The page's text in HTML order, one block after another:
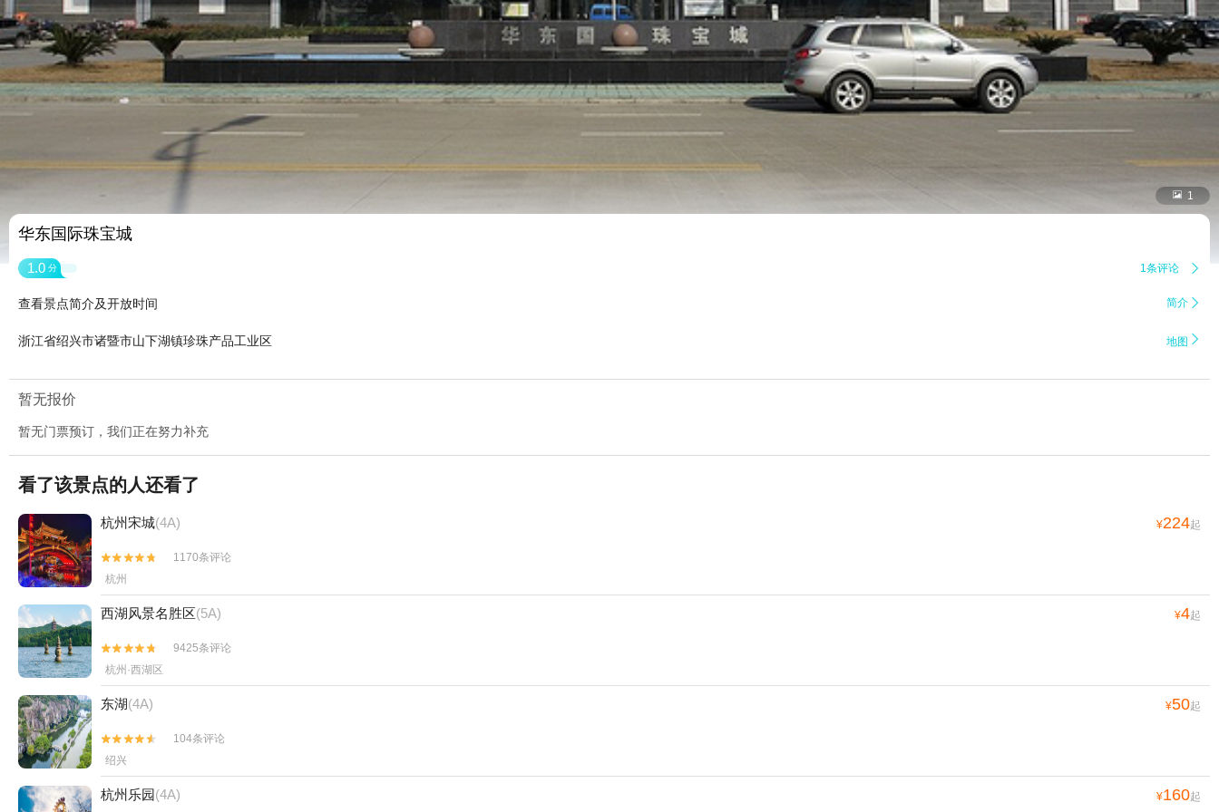
 1
华东国际珠宝城
1.0 分 1条评论 
查看景点简介及开放时间 简介 
浙江省绍兴市诸暨市山下湖镇珍珠产品工业区 地图 
暂无报价
暂无门票预订，我们正在努力补充
看了该景点的人还看了
杭州宋城(4A) ¥224起


1170条评论
杭州
西湖风景名胜区(5A) ¥4起


9425条评论
杭州·西湖区
东湖(4A) ¥50起


104条评论
绍兴
杭州乐园(4A) ¥160起